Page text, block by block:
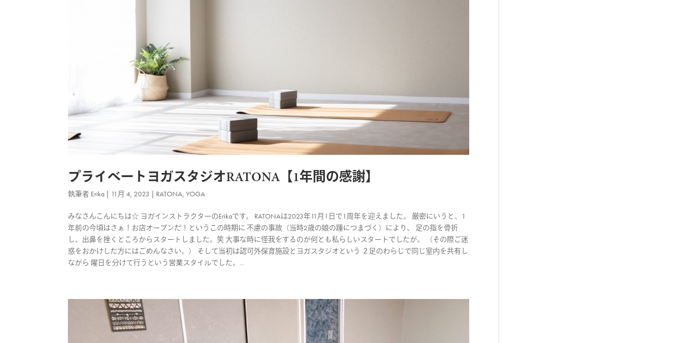
プライベートヨガスタジオRATONA【1年間の感謝】
執筆者 Erika | 11月 4, 2023 | RATONA,YOGA
みなさんこんにちは☆ ヨガインストラクターのErikaです。 RATONAは2023年11月1日で1周年を迎えました。 厳密にいうと、1
年前の今頃はさぁ！お店オープンだ！というこの時期に 不慮の事故（当時2歳の娘の踵につまづく）により、 足の指を骨折
し、出鼻を挫くところからスタートしました。笑 大事な時に怪我をするのが何とも私らしいスタートでしたが。 （その際ご迷
惑をおかけした方にはごめんなさい。） そして当初は認可外保育施設とヨガスタジオという ２足のわらじで同じ室内を共有し
ながら 曜日を分けて行うという営業スタイルでした。...